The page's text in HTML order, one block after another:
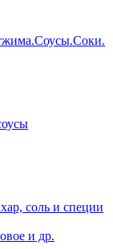
соль и специи
и др.